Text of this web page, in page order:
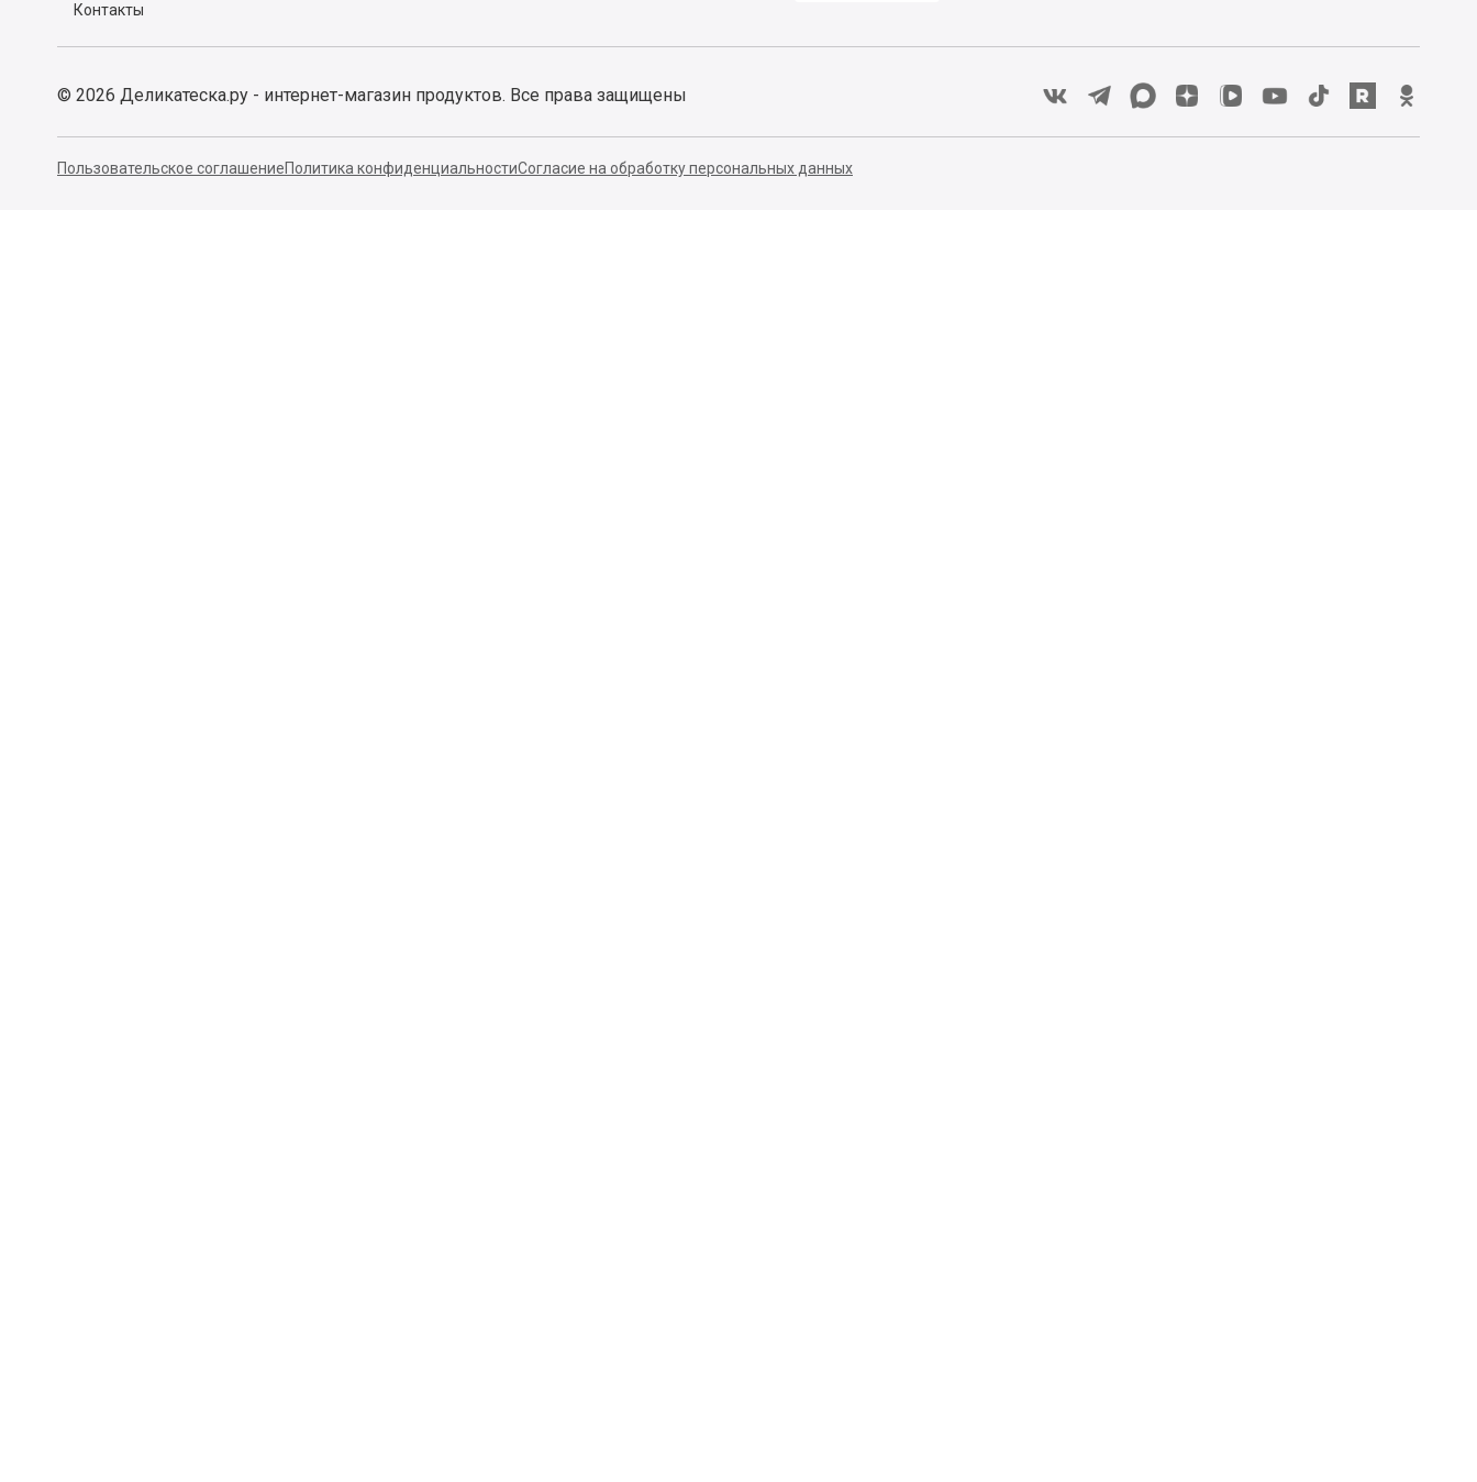
Контакты
© 2026 Деликатеска.ру - интернет-магазин продуктов. Все права защищены
Пользовательское соглашениеПолитика конфиденциальностиСогласие на обработку персональных данных